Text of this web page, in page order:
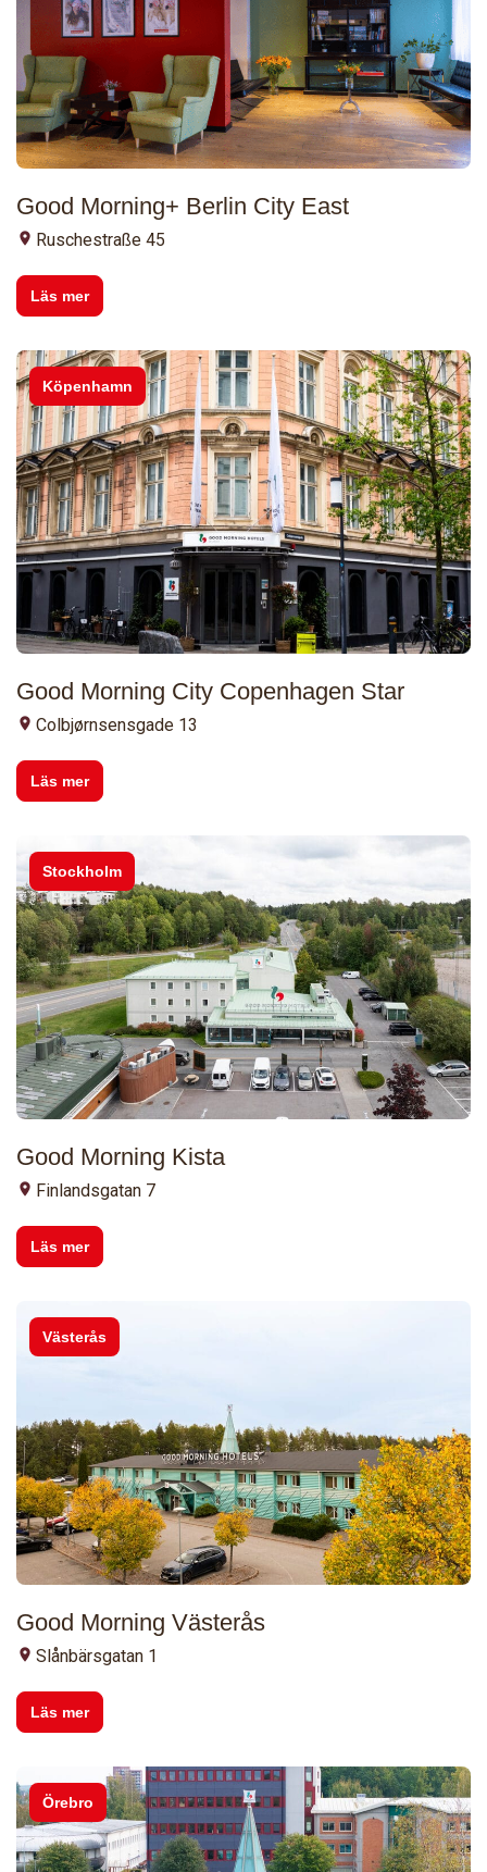
Good Morning+ Berlin City East
Ruschestraße 45
Läs mer
Köpenhamn
Good Morning City Copenhagen Star
Colbjørnsensgade 13
Läs mer
Stockholm
Good Morning Kista
Finlandsgatan 7
Läs mer
Västerås
Good Morning Västerås
Slånbärsgatan 1
Läs mer
Örebro